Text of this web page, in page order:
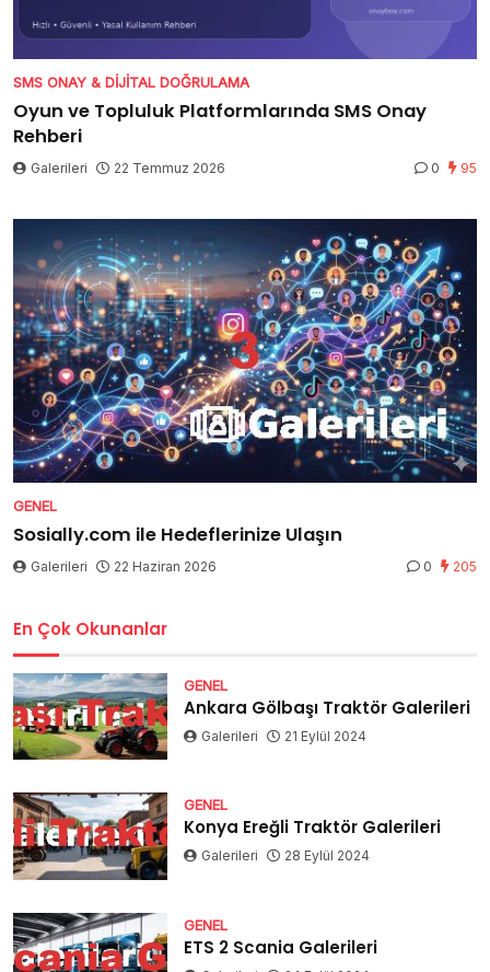
SMS ONAY & DIJITAL DOĞRULAMA
Oyun ve Topluluk Platformlarında SMS Onay
Rehberi
Galerileri 22 Temmuz 2026 0 95
GENEL
Sosially.com ile Hedeflerinize Ulaşın
Galerileri 22 Haziran 2026 0 205
En Çok Okunanlar
GENEL
Ankara Gölbaşı Traktör Galerileri
Galerileri 21 Eylül 2024
GENEL
Konya Ereğli Traktör Galerileri
Galerileri 28 Eylül 2024
GENEL
ETS 2 Scania Galerileri